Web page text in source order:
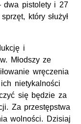
dwa pistolety i 27
który służył
i
Młodszy ze
wręczenia
nietykalności
się będzie za
Za przestępstwa
wolności. Dzisiaj